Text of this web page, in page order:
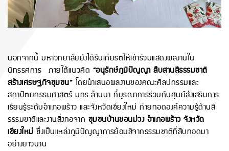
นอกจากนี้ มหาวิทยาลัยยังได้รับเกียรติให้เข้าร่วมแสดงผลงานใน
นิทรรศการ ภายใต้แนวคิด “อนุรักษ์ภูมิปัญญา สืบสานสีธรรมชาติ
สร้างเศรษฐกิจชุมชน” โดยนำเสนอผลงานของคณะศิลปกรรมและ
สถาปัตยกรรมศาสตร์ มทร.ล้านนา ที่บูรณาการร่วมกับศูนย์ส่งเสริมการ
เรียนรู้ระดับอำเภอพร้าว และจังหวัดเชียงใหม่ ถ่ายทอดองค์ความรู้ด้านสี
ธรรมชาติและงานสิ่งทอจาก ชุมชนบ้านขอนม่วง อำเภอพร้าว จังหวัด
เชียงใหม่ ซึ่งเป็นแหล่งภูมิปัญญาการย้อมสีจากธรรมชาติที่สืบทอดมา
อย่างยาวนาน